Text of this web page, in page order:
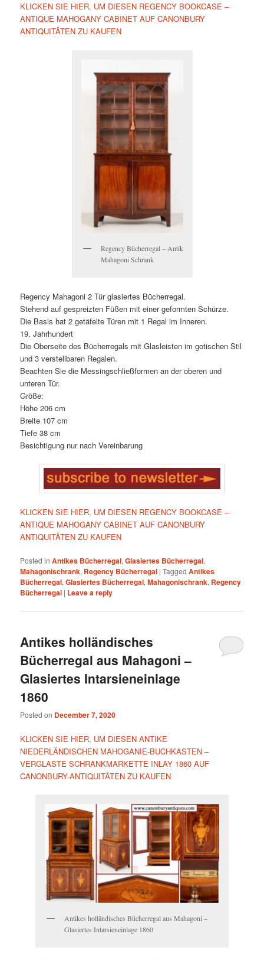
KLICKEN SIE HIER, UM DIESEN REGENCY BOOKCASE –
ANTIQUE MAHOGANY CABINET AUF CANONBURY
ANTIQUITÄTEN ZU KAUFEN
Regency Bücherregal – Antik
Mahagoni Schrank
Regency Mahagoni 2 Tür glasiertes Bücherregal.
Stehend auf gespreizten Füßen mit einer geformten Schürze.
Die Basis hat 2 getäfelte Türen mit 1 Regal im Inneren.
19. Jahrhundert
Die Oberseite des Bücherregals mit Glasleisten im gotischen Stil
und 3 verstellbaren Regalen.
Beachten Sie die Messingschließformen an der oberen und
unteren Tür.
Größe:
Höhe 206 cm
Breite 107 cm
Tiefe 38 cm
Besichtigung nur nach Vereinbarung
KLICKEN SIE HIER, UM DIESEN REGENCY BOOKCASE –
ANTIQUE MAHOGANY CABINET AUF CANONBURY
ANTIQUITÄTEN ZU KAUFEN
Posted in Antikes Bücherregal,Glasiertes Bücherregal,
Mahagonischrank, Regency Bücherregal |Tagged Antikes
Bücherregal,Glasiertes Bücherregal,Mahagonischrank, Regency
Bücherregal | Leave a reply
Antikes holländisches
Bücherregal aus Mahagoni –
Glasiertes Intarsieneinlage
1860
Posted on December 7, 2020
KLICKEN SIE HIER, UM DIESEN ANTIKE
NIEDERLÄNDISCHEN MAHOGANIE-BUCHKASTEN –
VERGLASTE SCHRANKMARKETTE INLAY 1860 AUF
CANONBURY-ANTIQUITÄTEN ZU KAUFEN
Antikes holländisches Bücherregal aus Mahagoni –
Glasiertes Intarsieneinlage 1860